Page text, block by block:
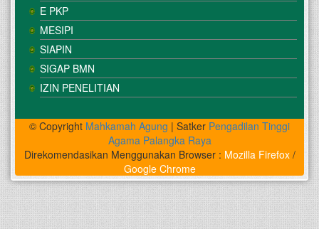
E PKP
MESIPI
SIAPIN
SIGAP BMN
IZIN PENELITIAN
© Copyright Mahkamah Agung | Satker Pengadilan Tinggi
Agama Palangka Raya
Direkomendasikan Menggunakan Browser : Mozilla Firefox/
Google Chrome